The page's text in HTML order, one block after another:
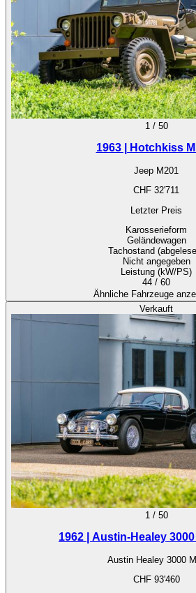
1 / 50
1963 | Hotchkiss
Jeep M201
CHF 32'711
Letzter Preis
Karosserieform
Geländewagen
Tachostand
Nicht angegeben
Leistung (kW/PS)
44 / 60
Ähnliche Fahrzeuge
Verkauft
1 / 50
1962 | Austin-Healey
Austin Healey 3000
CHF 93'460